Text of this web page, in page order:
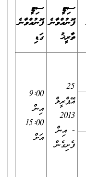
ސިޓީ
ފޮނުއްވާނެ
ތާރީޚު
ސިޓީ
ފޮނުއްވާނެ
ގަޑި
25
އޭޕްރީލް
- އިން
ފެށިގެން
9:00
އިން
15:00
އަށް